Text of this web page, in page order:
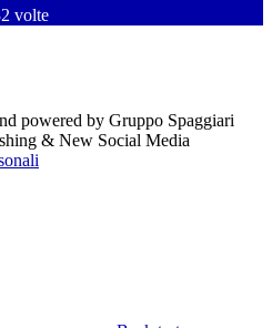
volte
powered by Gruppo Spaggiari
& New Social Media